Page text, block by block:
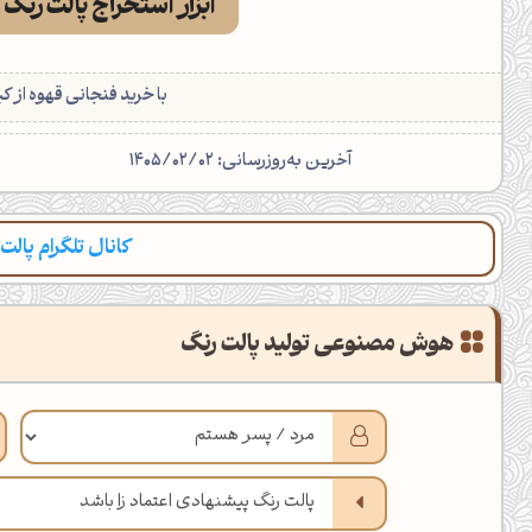
با خرید فنجانی قهوه
آخرین به‌روزرسانی: 1405/02/02
کانال تلگرام
هوش مصنوعی تولید پالت رنگ
کانال بلـــه